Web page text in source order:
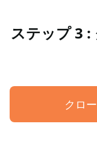
ステップ 3 :
クロ